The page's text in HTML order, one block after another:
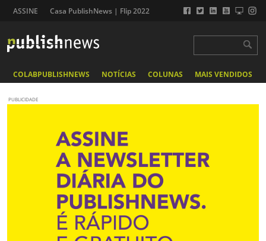
ASSINE Casa PublishNews | Flip 2022
COLABPUBLISHNEWS NOTÍCIAS COLUNAS MAIS VENDIDOS
PUBLICIDADE